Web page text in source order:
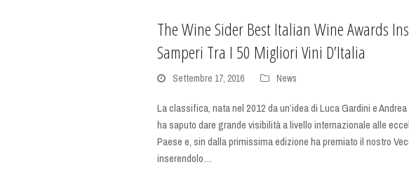
The Wine Sider Best Italian Wine Awards
Samperi Tra I 50 Migliori Vini D’Italia
Settembre 17, 2016 News
La classifica, nata nel 2012 da un’idea di Luca Gardini e
ha saputo dare grande visibilità a livello internazionale alle
Paese e, sin dalla primissima edizione ha premiato il nostro
inserendolo…